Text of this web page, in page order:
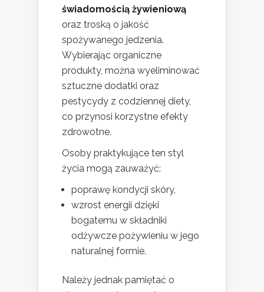
świadomością żywieniową
oraz troską o jakość
spożywanego jedzenia.
Wybierając organiczne
produkty, można wyeliminować
sztuczne dodatki oraz
pestycydy z codziennej diety,
co przynosi korzystne efekty
zdrowotne.
Osoby praktykujące ten styl
życia mogą zauważyć:
poprawę kondycji skóry,
wzrost energii dzięki
bogatemu w składniki
odżywcze pożywieniu w jego
naturalnej formie.
Należy jednak pamiętać o